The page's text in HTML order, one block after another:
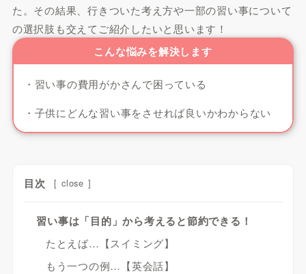
た。その結果、行きついた考え方や一部の習い事について
の選択肢も交えてご紹介したいと思います！
こんな悩みを解決します
・習い事の費用がかさんで困っている
・子供にどんな習い事をさせれば良いかわからない
目次 [ close ]
習い事は「目的」から考えると節約できる！
たとえば…【スイミング】
もう一つの例…【英会話】